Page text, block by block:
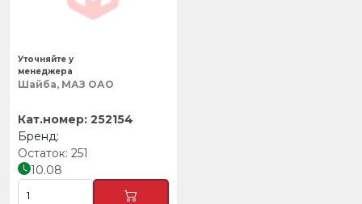
Шайба, МАЗ ОАО
252154
251
10.08
Уточняйте у
менеджера